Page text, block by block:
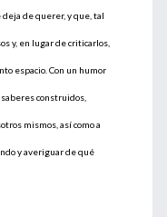
de querer, y que, tal
y, en lugar de criticarlos,
espacio. Con un humor
construidos,
mismos, así como a
y averiguar de qué